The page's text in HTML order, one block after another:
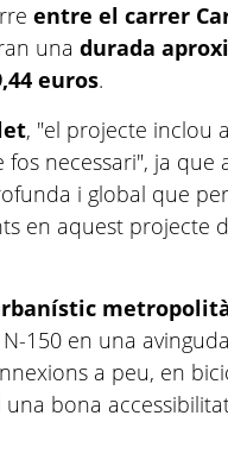
entre el carrer
unadurada
euros.
, "el projecte inclou
necessari", ja que
i global que
en aquest projecte
150 en una avinguda
a peu, en
bona